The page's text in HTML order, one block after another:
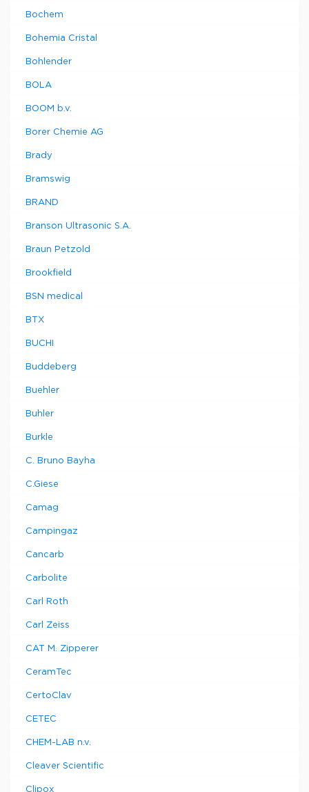
Bochem
Bohemia Cristal
Bohlender
BOLA
BOOM b.v.
Borer Chemie AG
Brady
Bramswig
BRAND
Branson Ultrasonic S.A.
Braun Petzold
Brookfield
BSN medical
BTX
BUCHI
Buddeberg
Buehler
Buhler
Burkle
C. Bruno Bayha
C.Giese
Camag
Campingaz
Cancarb
Carbolite
Carl Roth
Carl Zeiss
CAT M. Zipperer
CeramTec
CertoClav
CETEC
CHEM-LAB n.v.
Cleaver Scientific
Clipox